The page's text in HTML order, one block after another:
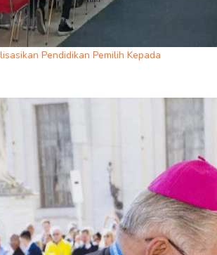
Pendidikan Pemilih Kepada